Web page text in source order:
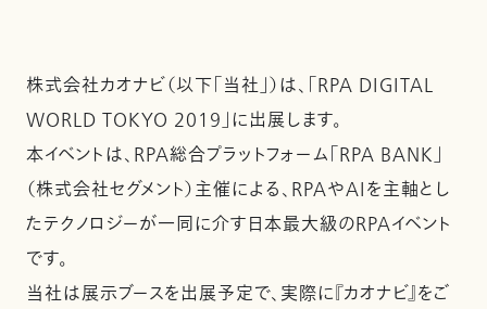
株式会社カオナビ（以下「当社」）は、「RPA DIGITAL
WORLD TOKYO 2019」に出展します。
本イベントは、RPA総合プラットフォーム「RPA BANK」
（株式会社セグメント）主催による、RPAやAIを主軸とし
たテクノロジーが一同に介す日本最大級のRPAイベント
です。
当社は展示ブースを出展予定で、実際に『カオナビ』をご